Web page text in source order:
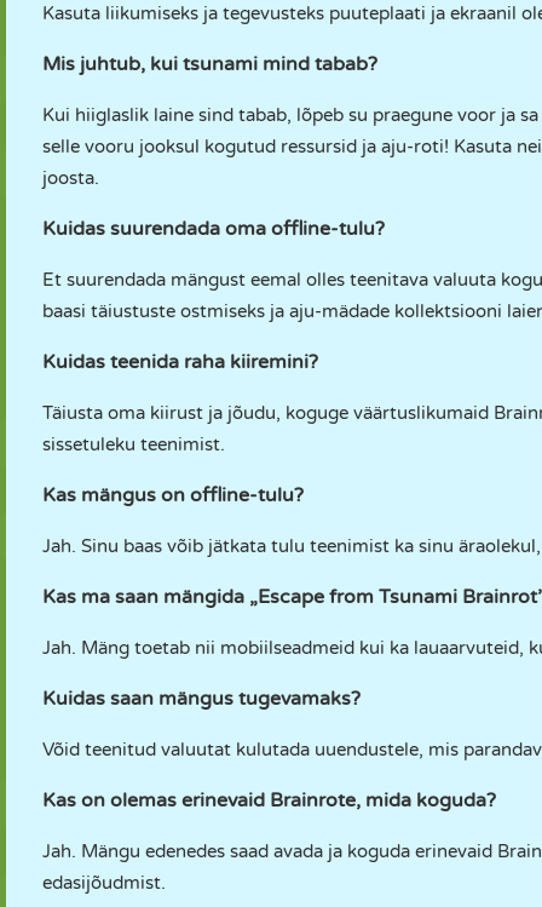
Kasuta liikumiseks ja tegevusteks puuteplaati ja ekraanil
Mis juhtub, kui tsunami mind tabab?
Kui hiiglaslik laine sind tabab, lõpeb su praegune voor ja
selle vooru jooksul kogutud ressursid ja aju-roti! Kasuta
joosta.
Kuidas suurendada oma offline-tulu?
Et suurendada mängust eemal olles teenitava valuuta
baasi täiustuste ostmiseks ja aju-mädade kollektsiooni
Kuidas teenida raha kiiremini?
Täiusta oma kiirust ja jõudu, koguge väärtuslikumaid
sissetuleku teenimist.
Kas mängus on offline-tulu?
Jah. Sinu baas võib jätkata tulu teenimist ka sinu
Kas ma saan mängida „Escape from Tsunami
Jah. Mäng toetab nii mobiilseadmeid kui ka
Kuidas saan mängus tugevamaks?
Võid teenitud valuutat kulutada uuendustele, mis
Kas on olemas erinevaid Brainrote, mida koguda?
Jah. Mängu edenedes saad avada ja koguda erinevaid
edasijõudmist.